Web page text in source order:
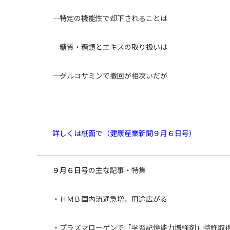
―― 特定の機能性で却下されることは
―― 糖質・糖類とエキスの取り扱いは
―― グルコサミンで撤回が相次いだが
詳しくは紙面で（健康産業新聞９月６日号）
９月６日号の主な記事・特集
・ＨＭＢ国内流通急増、用途広がる
・プラズマローゲンで「学習記憶能力増強剤」特許取